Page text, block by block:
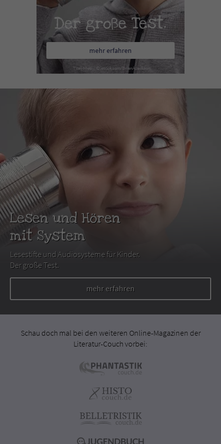
Der große Test.
mehr erfahren
Lesen und Hören
mit System
Lesestifte und Audiosysteme für Kinder.
Der große Test.
mehr erfahren
Schau doch mal bei den weiteren Online-Magazinen der
Literatur-Couch vorbei: